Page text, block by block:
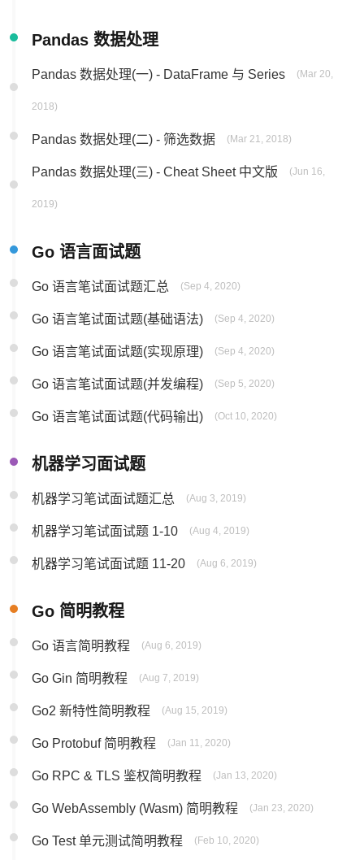
Pandas 数据处理
Pandas 数据处理(一) - DataFrame 与 Series (Mar 20,
2018)
Pandas 数据处理(二) - 筛选数据 (Mar 21, 2018)
Pandas 数据处理(三) - Cheat Sheet 中文版 (Jun 16,
2019)
Go 语言面试题
Go 语言笔试面试题汇总 (Sep 4, 2020)
Go 语言笔试面试题(基础语法) (Sep 4, 2020)
Go 语言笔试面试题(实现原理) (Sep 4, 2020)
Go 语言笔试面试题(并发编程) (Sep 5, 2020)
Go 语言笔试面试题(代码输出) (Oct 10, 2020)
机器学习面试题
机器学习笔试面试题汇总 (Aug 3, 2019)
机器学习笔试面试题 1-10 (Aug 4, 2019)
机器学习笔试面试题 11-20 (Aug 6, 2019)
Go 简明教程
Go 语言简明教程 (Aug 6, 2019)
Go Gin 简明教程 (Aug 7, 2019)
Go2 新特性简明教程 (Aug 15, 2019)
Go Protobuf 简明教程 (Jan 11, 2020)
Go RPC & TLS 鉴权简明教程 (Jan 13, 2020)
Go WebAssembly (Wasm) 简明教程 (Jan 23, 2020)
Go Test 单元测试简明教程 (Feb 10, 2020)